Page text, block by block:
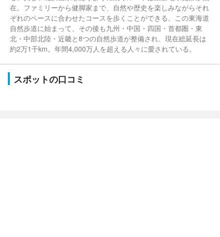
在。ファミリーから健脚家まで、自然や歴史を楽しみながらそれ
ぞれのペースに合わせたコースを歩くことができる。この東海道
自然歩道に始まって、その後も九州・中国・四国・首都圏・東
北・中部北陸・近畿と8つの自然歩道が整備され、現在総延長は
約2万1千km。年間4,000万人を超える人々に愛されている。
スポットの口コミ